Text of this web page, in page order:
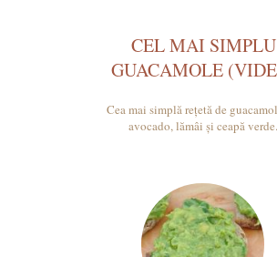
CEL MAI SIMPLU
GUACAMOLE
Cea mai simplă rețetă de
avocado, lămâi și ceapă verde.